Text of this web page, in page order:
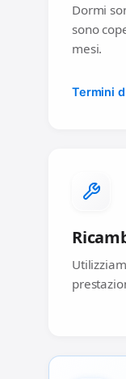
Dormi
sono
mesi.
Termini